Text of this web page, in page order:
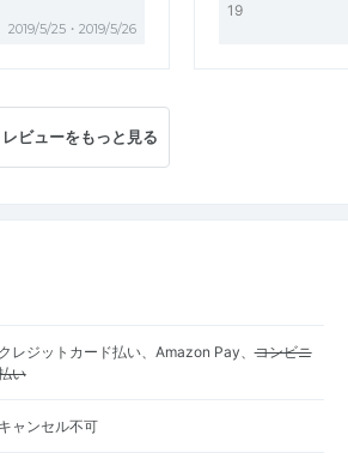
2019/5/25・2019/5/26
19
レビューをもっと見る
クレジットカード払い、Amazon Pay、コンビニ
い
キャンセル不可